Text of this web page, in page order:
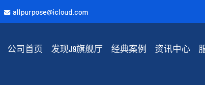
allpurpose@icloud.com
公司首页 发现J9旗舰厅 经典案例 资讯中心